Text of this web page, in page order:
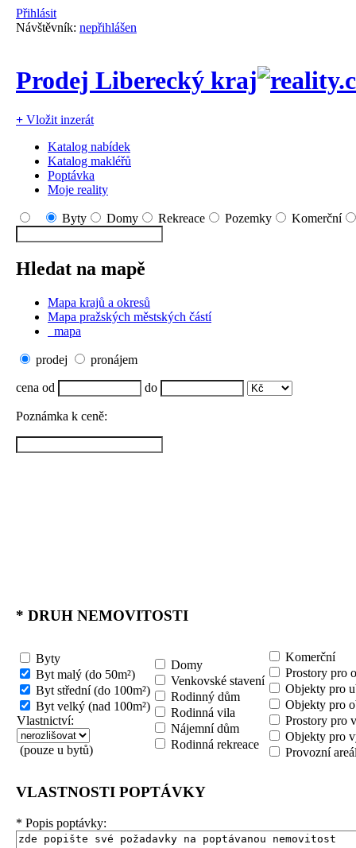
Přihlásit
Návštěvník: nepřihlášen
Prodej Liberecký kraj
+ Vložit inzerát
Katalog nabídek
Katalog makléřů
Poptávka
Moje reality
Byty Domy Rekreace Pozemky Komerční
Hledat na mapě
Mapa krajů a okresů
Mapa pražských městských částí
mapa
prodej pronájem
cena od do
Poznámka k ceně:
* DRUH NEMOVITOSTI
Byty
Byt malý (do 50m²)
Byt střední (do 100m²)
Byt velký (nad 100m²)
Vlastnictví:
(pouze u bytů)
Domy
Venkovské stavení
Rodinný dům
Rodinná vila
Nájemní dům
Rodinná rekreace
Komerční
Prostory pro
Objekty pro
Objekty pro
Prostory pro
Objekty pro
Provozní
VLASTNOSTI POPTÁVKY
* Popis poptávky: